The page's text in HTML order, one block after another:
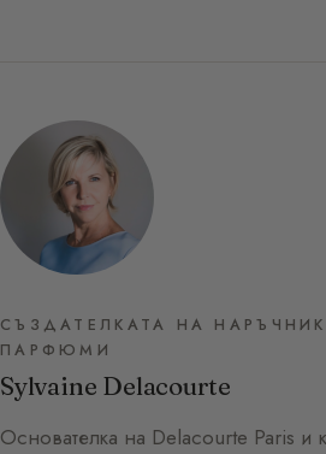
СЪЗДАТЕЛКАТА НА
ПАРФЮМИ
Sylvaine Delacourte
Основателка на Delacourte Paris и